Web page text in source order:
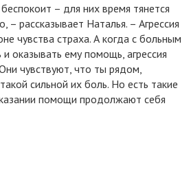
– для них время тянется
рассказывает Наталья. – Агрессия
чувства страха. А когда с больным
оказывать ему помощь, агрессия
чувствуют, что ты рядом,
сильной их боль. Но есть такие
помощи продолжают себя